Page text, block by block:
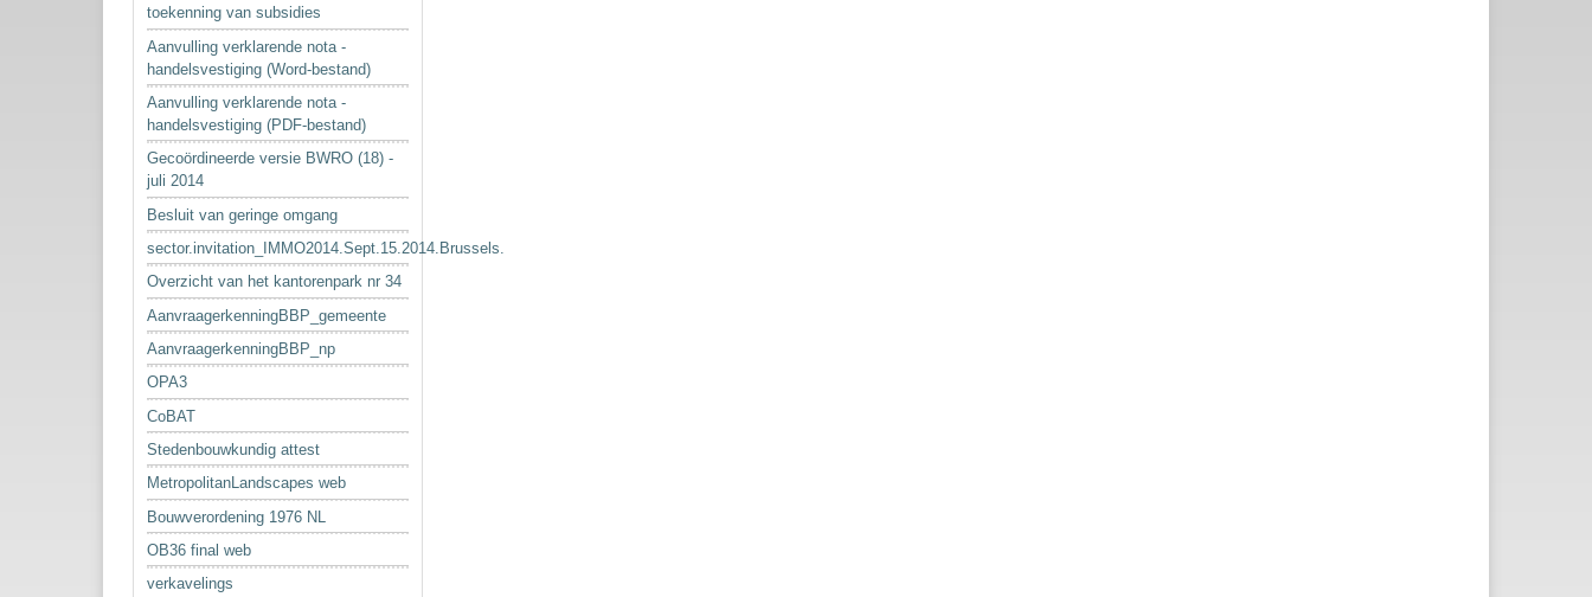
toekenning van subsidies
Aanvulling verklarende nota -
handelsvestiging (Word-bestand)
Aanvulling verklarende nota -
handelsvestiging (PDF-bestand)
Gecoördineerde versie BWRO (18) -
juli 2014
Besluit van geringe omgang
sector.invitation_IMMO2014.Sept.15.2014.Brussels.
Overzicht van het kantorenpark nr 34
AanvraagerkenningBBP_gemeente
AanvraagerkenningBBP_np
OPA3
CoBAT
Stedenbouwkundig attest
MetropolitanLandscapes web
Bouwverordening 1976 NL
OB36 final web
verkavelings